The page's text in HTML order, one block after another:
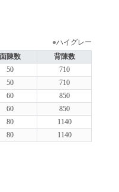
●ハイグレー
面陳数
背陳数
50
710
50
710
60
850
60
850
80
1140
80 1140